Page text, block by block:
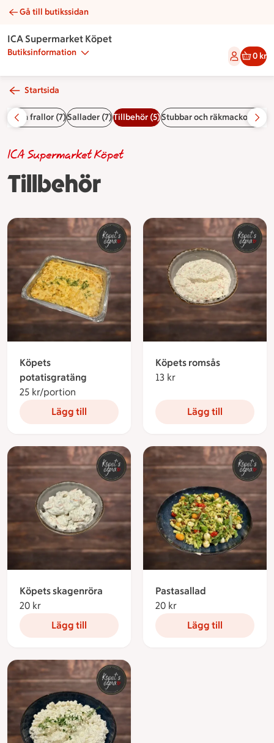
Tillbehör | Catering ICA Supermarket Köpet
Gå till butikssidan
ICA Supermarket Köpet
Butiksinformation 0 kr
Startsida
och frallor (7)Sallader (7)Tillbehör (5)Stubbar och räkmackor (10)
Tillbehör
ICA Supermarket Köpet
Köpets
potatisgratäng
25 kr/portion
Lägg till
Köpets romsås
13 kr
Lägg till
Köpets skagenröra
20 kr
Lägg till
Pastasallad
20 kr
Lägg till